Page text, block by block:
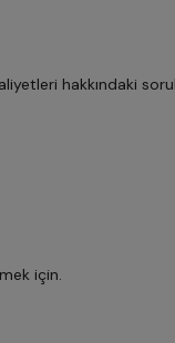
hakkındaki
için.